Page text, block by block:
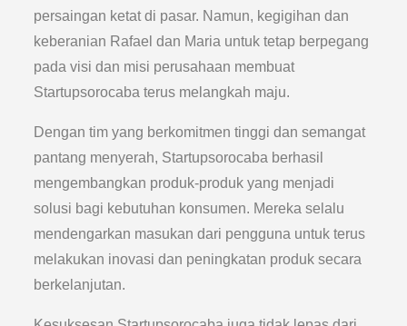
persaingan ketat di pasar. Namun, kegigihan dan
keberanian Rafael dan Maria untuk tetap berpegang
pada visi dan misi perusahaan membuat
Startupsorocaba terus melangkah maju.
Dengan tim yang berkomitmen tinggi dan semangat
pantang menyerah, Startupsorocaba berhasil
mengembangkan produk-produk yang menjadi
solusi bagi kebutuhan konsumen. Mereka selalu
mendengarkan masukan dari pengguna untuk terus
melakukan inovasi dan peningkatan produk secara
berkelanjutan.